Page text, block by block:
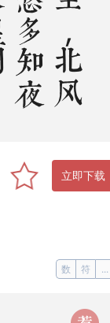
立即下载
数 符 ...